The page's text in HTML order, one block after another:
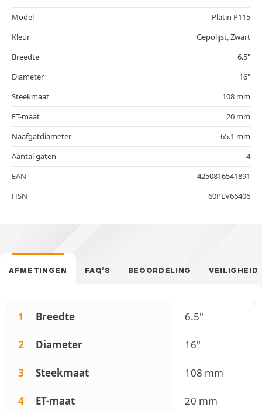
Model
Platin P115
Kleur
Gepolijst, Zwart
Breedte
6.5"
Diameter
16"
Steekmaat
108 mm
ET-maat
20 mm
Naafgatdiameter
65.1 mm
Aantal gaten
4
EAN
4250816541891
HSN
60PLV66406
AFMETINGEN FAQ’S BEOORDELING VEILIGHEID
1 Breedte 6.5"
2 Diameter 16"
3 Steekmaat 108 mm
4 ET-maat 20 mm